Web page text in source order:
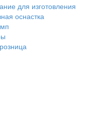
для изготовления
оснастка